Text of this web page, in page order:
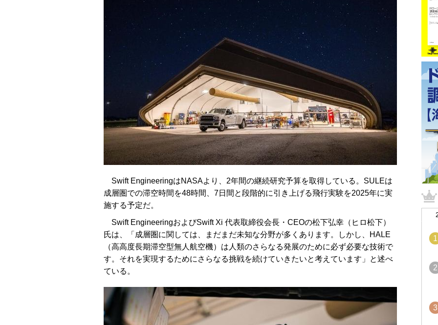
Swift EngineeringはNASAより、2年間の継続研究予算を取得している。SULEは
成層圏での滞空時間を48時間、7日間と段階的に引き上げる飛行実験を2025年に実
施する予定だ。
Swift EngineeringおよびSwift Xi 代表取締役会長・CEOの松下弘幸（ヒロ松下）
氏は、「成層圏に関しては、まだまだ未知な分野が多くあります。しかし、HALE
（高高度長期滞空型無人航空機）は人類のさらなる発展のために必ず必要な技術で
す。それを実現するためにさらなる挑戦を続けていきたいと考えています」と述べ
ている。
1
2
3